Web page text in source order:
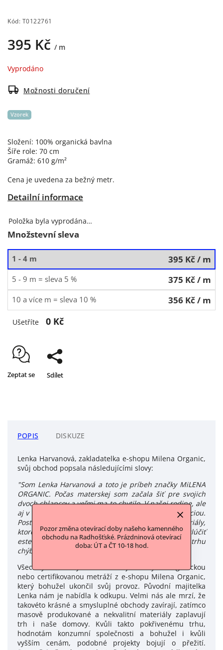
Pozor změna otevírací doby našeho kamenného
obchodu na Radhošťské. Prázdninová otevírací
doba: ÚT a ČT 10-18 hod.
Kód: T0122761
395 Kč / m
Vyprodáno
Možnosti doručení
Složení: 100% organická bavlna
Šíře role: 70 cm
Gramáž: 610 g/m²
Cena je uvedena za bežný metr.
Detailní informace
Vzorek
Položka byla vyprodána…
Množstevní sleva
1 - 4 m 395 Kč/ m
5 - 9 m = sleva 5 % 375 Kč/ m
10 a více m = sleva 10 % 356 Kč/ m
Ušetříte 0 Kč
Zeptat se Sdílet
POPIS DISKUZE
Lenka Harvanová, zakladatelka e-shopu Milena Organic,
svůj obchod popsala následujícími slovy:
"Som Lenka Harvanová a toto je príbeh značky MiLENA
ORGANIC. Počas materskej som začala šiť pre svojich
dvoch chlapcov a veľmi ma to chytilo. V našej rodine, ale
aj v Trenčíne, odkiaľ pochádzam, je krajčírstvo tradíciou.
Postupom času som hľadala na svoje projekty materiály,
ktoré by boli ohľaduplnejšie k prírode. Chcela som zlúčiť
estetiku s udržateľnosťou. To mi na slovenskom trhu
chýbalo a tak vznikol projekt MiLENA ORGANIC."
Všechny materiály v této sekci jsou zbylou organickou
nebo certifikovanou metráží z e-shopu Milena Organic,
který bohužel ukončil svůj provoz. Původní majitelka
Lenka nám je nabídla k odkupu. Velmi nás ale mrzí, že
takovéto krásné a smysluplné obchody zavírají, zatímco
masově produkované a nekvalitní materiály zaplavují
trh i naše domovy. Kvůli takto pokřivenému trhu,
hodnotám konzumní společnosti a bohužel i kvůli
vyšším cenám, podobné projekty bojují o přežití.